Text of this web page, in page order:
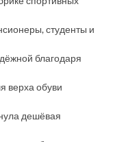
студенты и
благодаря
верха обуви
дешёвая